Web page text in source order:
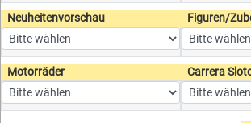
Neuheitenvorschau Figuren/
Motorräder Carrera